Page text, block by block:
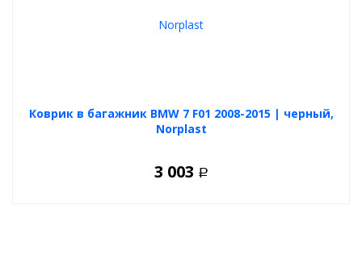
Коврик в багажник BMW 7 F01 2008-2015 | черный,
Norplast
3 003 Р